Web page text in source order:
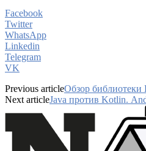
Facebook
Twitter
WhatsApp
Linkedin
Telegram
VK
Previous articleОбзор библиотеки
Next articleJava против Kotlin.